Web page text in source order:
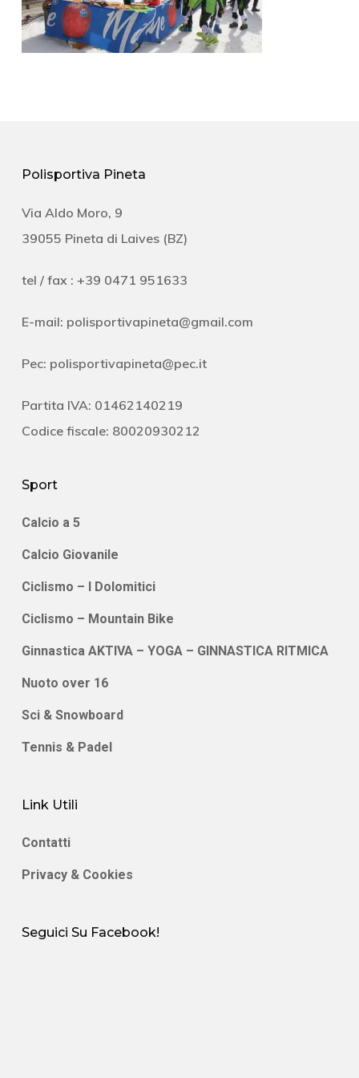
Polisportiva Pineta
Via Aldo Moro, 9
39055 Pineta di Laives (BZ)
tel / fax : +39 0471 951633
E-mail: polisportivapineta@gmail.com
Pec: polisportivapineta@pec.it
Partita IVA: 01462140219
Codice fiscale: 80020930212
Sport
Calcio a 5
Calcio Giovanile
Ciclismo – I Dolomitici
Ciclismo – Mountain Bike
Ginnastica AKTIVA – YOGA – GINNASTICA RITMICA
Nuoto over 16
Sci & Snowboard
Tennis & Padel
Link Utili
Contatti
Privacy & Cookies
Seguici Su Facebook!